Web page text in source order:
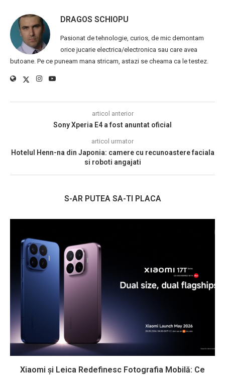
DRAGOS SCHIOPU
Pasionat de tehnologie, curios, de mic demontam
orice jucarie electrica/electronica sau care avea
butoane. Pe ce puneam mana stricam, astazi se cheama ca le testez.
articol anterior
Sony Xperia E4 a fost anuntat oficial
articol urmator
Hotelul Henn-na din Japonia: camere cu recunoastere faciala
si roboti angajati
S-AR PUTEA SA-TI PLACA
Xiaomi și Leica Redefinesc Fotografia Mobilă: Ce